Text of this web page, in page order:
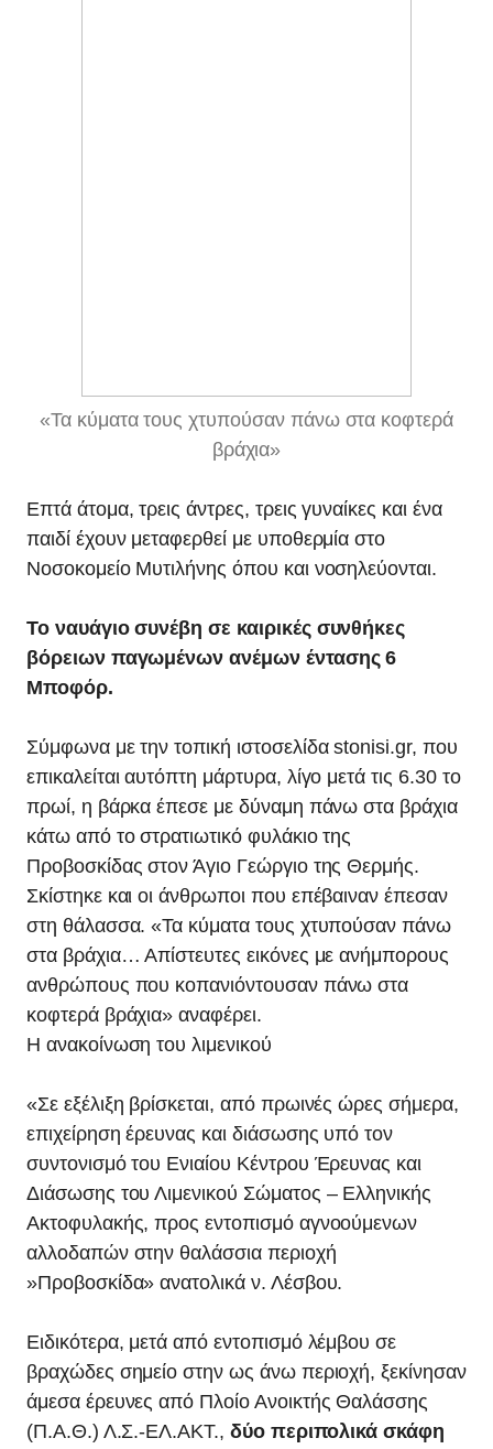
«Τα κύματα τους χτυπούσαν πάνω στα κοφτερά
βράχια»
Επτά άτομα, τρεις άντρες, τρεις γυναίκες και ένα
παιδί έχουν μεταφερθεί με υποθερμία στο
Νοσοκομείο Μυτιλήνης όπου και νοσηλεύονται.
Το ναυάγιο συνέβη σε καιρικές συνθήκες
βόρειων παγωμένων ανέμων έντασης 6
Μποφόρ.
Σύμφωνα με την τοπική ιστοσελίδα stonisi.gr, που
επικαλείται αυτόπτη μάρτυρα, λίγο μετά τις 6.30 το
πρωί, η βάρκα έπεσε με δύναμη πάνω στα βράχια
κάτω από το στρατιωτικό φυλάκιο της
Προβοσκίδας στον Άγιο Γεώργιο της Θερμής.
Σκίστηκε και οι άνθρωποι που επέβαιναν έπεσαν
στη θάλασσα. «Τα κύματα τους χτυπούσαν πάνω
στα βράχια… Απίστευτες εικόνες με ανήμπορους
ανθρώπους που κοπανιόντουσαν πάνω στα
κοφτερά βράχια» αναφέρει.
Η ανακοίνωση του λιμενικού
«Σε εξέλιξη βρίσκεται, από πρωινές ώρες σήμερα,
επιχείρηση έρευνας και διάσωσης υπό τον
συντονισμό του Ενιαίου Κέντρου Έρευνας και
Διάσωσης του Λιμενικού Σώματος – Ελληνικής
Ακτοφυλακής, προς εντοπισμό αγνοούμενων
αλλοδαπών στην θαλάσσια περιοχή
»Προβοσκίδα» ανατολικά ν. Λέσβου.
Ειδικότερα, μετά από εντοπισμό λέμβου σε
βραχώδες σημείο στην ως άνω περιοχή, ξεκίνησαν
άμεσα έρευνες από Πλοίο Ανοικτής Θαλάσσης
(Π.Α.Θ.) Λ.Σ.-ΕΛ.ΑΚΤ., δύο περιπολικά σκάφη